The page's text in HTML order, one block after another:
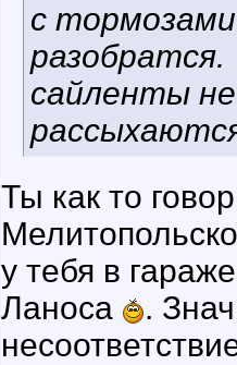
с
разобратся.
сайленты
Ты как то
у тебя в
Ланоса
.